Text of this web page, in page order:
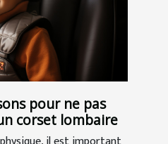
pour ne pas
corset lombaire